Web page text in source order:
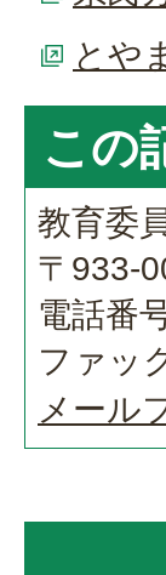
とや
この
教育委
〒933-
電話番
ファッ
メール